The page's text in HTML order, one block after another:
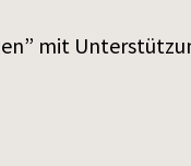
mit